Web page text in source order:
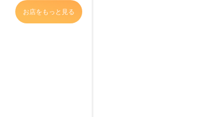
お店をもっと見る